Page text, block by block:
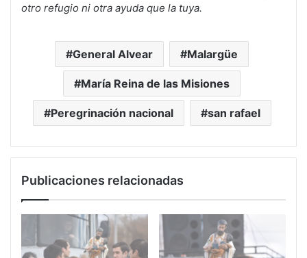
otro refugio ni otra ayuda que la tuya.
General Alvear Malargüe
María Reina de las Misiones
Peregrinación nacional san rafael
Publicaciones relacionadas